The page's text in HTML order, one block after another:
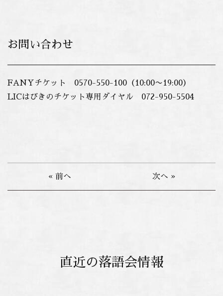
お問い合わせ
FANYチケット 0570-550-100（10:00〜19:00）
LICはびきのチケット専用ダイヤル 072-950-5504
« 前へ 次へ »
直近の落語会情報